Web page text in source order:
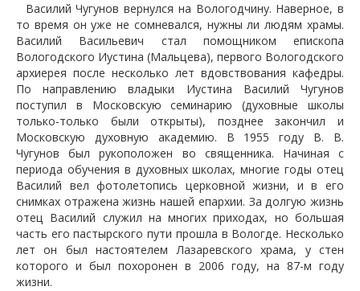
Василий Чугунов вернулся на Вологодчину. Наверное, в
то время он уже не сомневался, нужны ли людям храмы.
Василий Васильевич стал помощником епископа
Вологодского Иустина (Мальцева), первого Вологодского
архиерея после несколько лет вдовствования кафедры.
По направлению владыки Иустина Василий Чугунов
поступил в Московскую семинарию (духовные школы
только-только были открыты), позднее закончил и
Московскую духовную академию. В 1955 году В. В.
Чугунов был рукоположен во священника. Начиная с
периода обучения в духовных школах, многие годы отец
Василий вел фотолетопись церковной жизни, и в его
снимках отражена жизнь нашей епархии. За долгую жизнь
отец Василий служил на многих приходах, но большая
часть его пастырского пути прошла в Вологде. Несколько
лет он был настоятелем Лазаревского храма, у стен
которого и был похоронен в 2006 году, на 87-м году
жизни.